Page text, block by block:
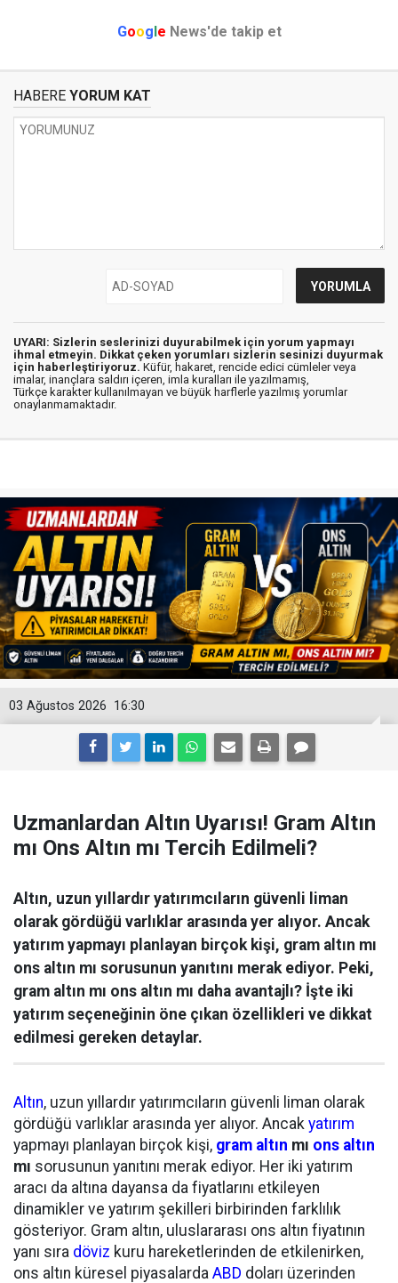
Google News'de takip et
HABERE YORUM KAT
UYARI: Sizlerin seslerinizi duyurabilmek için yorum yapmayı
ihmal etmeyin. Dikkat çeken yorumları sizlerin sesinizi duyurmak
için haberleştiriyoruz. Küfür, hakaret, rencide edici cümleler veya
imalar, inançlara saldırı içeren, imla kuralları ile yazılmamış,
Türkçe karakter kullanılmayan ve büyük harflerle yazılmış yorumlar
onaylanmamaktadır.
16:30
03 Ağustos 2026
Uzmanlardan Altın Uyarısı! Gram Altın
mı Ons Altın mı Tercih Edilmeli?
Altın, uzun yıllardır yatırımcıların güvenli liman
olarak gördüğü varlıklar arasında yer alıyor. Ancak
yatırım yapmayı planlayan birçok kişi, gram altın mı
ons altın mı sorusunun yanıtını merak ediyor. Peki,
gram altın mı ons altın mı daha avantajlı? İşte iki
yatırım seçeneğinin öne çıkan özellikleri ve dikkat
edilmesi gereken detaylar.
Altın, uzun yıllardır yatırımcıların güvenli liman olarak
gördüğü varlıklar arasında yer alıyor. Ancak yatırım
yapmayı planlayan birçok kişi, gram altın mı ons altın
mı sorusunun yanıtını merak ediyor. Her iki yatırım
aracı da altına dayansa da fiyatlarını etkileyen
dinamikler ve yatırım şekilleri birbirinden farklılık
gösteriyor. Gram altın, uluslararası ons altın fiyatının
yanı sıra döviz kuru hareketlerinden de etkilenirken,
ons altın küresel piyasalarda ABD doları üzerinden